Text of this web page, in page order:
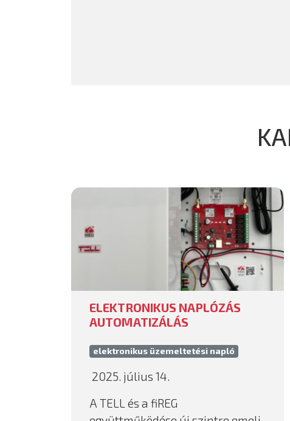
ELEKTRONIKUS NAPLÓZÁS
AUTOMATIZÁLÁS
elektronikus üzemeltetési napló
2025. július 14.
A TELL és a fiREG